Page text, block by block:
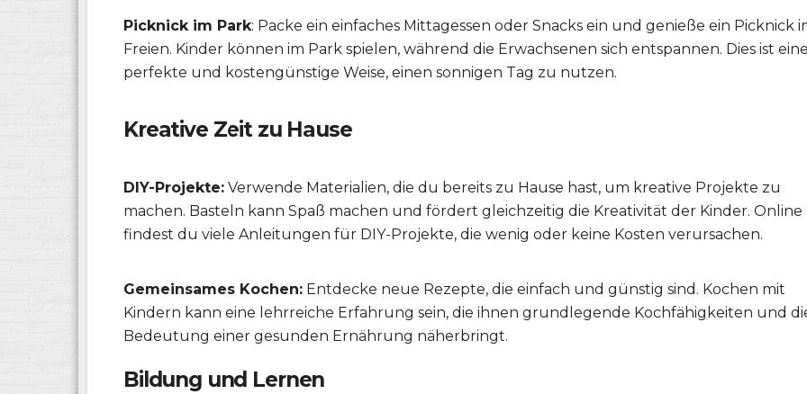
Picknick im Park: Packe ein einfaches Mittagessen oder Snacks ein und genieße ein Picknick
Freien. Kinder können im Park spielen, während die Erwachsenen sich entspannen. Dies ist
perfekte und kostengünstige Weise, einen sonnigen Tag zu nutzen.
Kreative Zeit zu Hause
DIY-Projekte: Verwende Materialien, die du bereits zu Hause hast, um kreative Projekte zu
machen. Basteln kann Spaß machen und fördert gleichzeitig die Kreativität der Kinder. Online
findest du viele Anleitungen für DIY-Projekte, die wenig oder keine Kosten verursachen.
Gemeinsames Kochen: Entdecke neue Rezepte, die einfach und günstig sind. Kochen mit
Kindern kann eine lehrreiche Erfahrung sein, die ihnen grundlegende Kochfähigkeiten und
Bedeutung einer gesunden Ernährung näherbringt.
Bildung und Lernen